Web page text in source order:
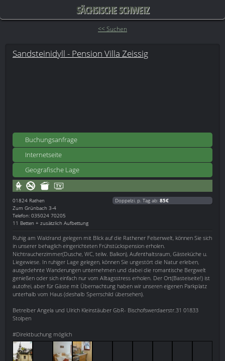
SÄCHSISCHE SCHWEIZ
<< Suchen
Sandsteinidyll - Pension Villa Zeissig
Buchungsanfrage
Internetseite
Geografische Lage
01824 Rathen
Zum Grünbach 3-4
Telefon: 035024 70205
11 Betten + zusätzlich Aufbettung
Doppelzi. p. Tag ab: 85€
Ruhig am Waldrand gelegen mit Blick auf die Rathener Felsenwelt, können Sie sich
in unserer behaglich eingerichteten Frühstückspension erholen.
Nichtraucherzimmer(Dusche, WC, teilw. Balkon), Aufenthaltsraum, Gästeküche u.
Liegewiese. In ruhiger Lage gelegen, können Sie ungestört die Natur erleben,
ausgedehnte Wanderungen unternehmen und dabei die romantische Bergwelt
genießen oder sich einfach nur vom Alltagsstress erholen. Der Ort(Basteiseite!) ist
autofrei, aber für Gäste mit Übernachtung haben wir unseren eigenen Parkplatz
unterhalb vom Haus (deshalb Sperrschild übersehen).
Betreiber Angela und Ulrich Kleinstäuber GbR- Bischofswerdaerstr.31 01833
Stolpen
#Direktbuchung möglich